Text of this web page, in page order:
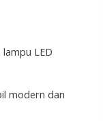
LED
modern dan